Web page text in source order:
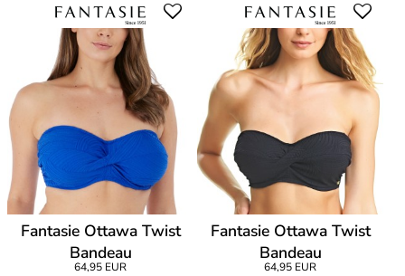
Fantasie Ottawa Twist
Bandeau
64,95 EUR
Fantasie Ottawa Twist
Bandeau
64,95 EUR